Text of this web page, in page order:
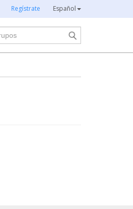
Regístrate Español